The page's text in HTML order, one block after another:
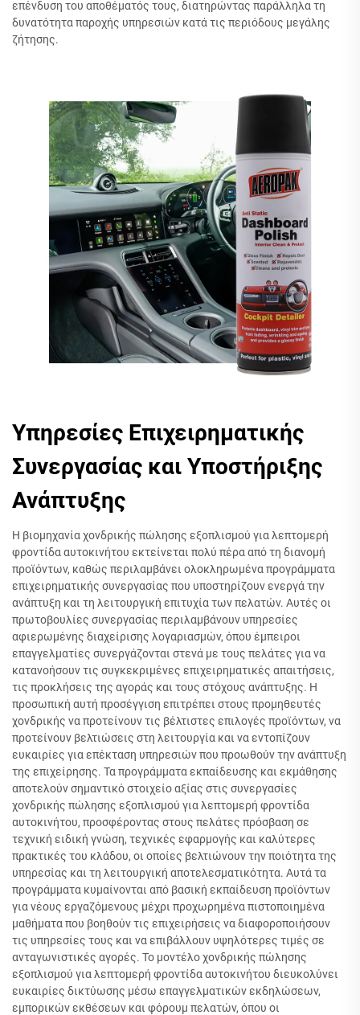
επένδυση του αποθέματός τους, διατηρώντας παράλληλα τη
δυνατότητα παροχής υπηρεσιών κατά τις περιόδους μεγάλης
ζήτησης.
Υπηρεσίες Επιχειρηματικής
Συνεργασίας και Υποστήριξης
Ανάπτυξης
Η βιομηχανία χονδρικής πώλησης εξοπλισμού για λεπτομερή
φροντίδα αυτοκινήτου εκτείνεται πολύ πέρα από τη διανομή
προϊόντων, καθώς περιλαμβάνει ολοκληρωμένα προγράμματα
επιχειρηματικής συνεργασίας που υποστηρίζουν ενεργά την
ανάπτυξη και τη λειτουργική επιτυχία των πελατών. Αυτές οι
πρωτοβουλίες συνεργασίας περιλαμβάνουν υπηρεσίες
αφιερωμένης διαχείρισης λογαριασμών, όπου έμπειροι
επαγγελματίες συνεργάζονται στενά με τους πελάτες για να
κατανοήσουν τις συγκεκριμένες επιχειρηματικές απαιτήσεις,
τις προκλήσεις της αγοράς και τους στόχους ανάπτυξης. Η
προσωπική αυτή προσέγγιση επιτρέπει στους προμηθευτές
χονδρικής να προτείνουν τις βέλτιστες επιλογές προϊόντων, να
προτείνουν βελτιώσεις στη λειτουργία και να εντοπίζουν
ευκαιρίες για επέκταση υπηρεσιών που προωθούν την ανάπτυξη
της επιχείρησης. Τα προγράμματα εκπαίδευσης και εκμάθησης
αποτελούν σημαντικό στοιχείο αξίας στις συνεργασίες
χονδρικής πώλησης εξοπλισμού για λεπτομερή φροντίδα
αυτοκινήτου, προσφέροντας στους πελάτες πρόσβαση σε
τεχνική ειδική γνώση, τεχνικές εφαρμογής και καλύτερες
πρακτικές του κλάδου, οι οποίες βελτιώνουν την ποιότητα της
υπηρεσίας και τη λειτουργική αποτελεσματικότητα. Αυτά τα
προγράμματα κυμαίνονται από βασική εκπαίδευση προϊόντων
για νέους εργαζόμενους μέχρι προχωρημένα πιστοποιημένα
μαθήματα που βοηθούν τις επιχειρήσεις να διαφοροποιήσουν
τις υπηρεσίες τους και να επιβάλλουν υψηλότερες τιμές σε
ανταγωνιστικές αγορές. Το μοντέλο χονδρικής πώλησης
εξοπλισμού για λεπτομερή φροντίδα αυτοκινήτου διευκολύνει
ευκαιρίες δικτύωσης μέσω επαγγελματικών εκδηλώσεων,
εμπορικών εκθέσεων και φόρουμ πελατών, όπου οι